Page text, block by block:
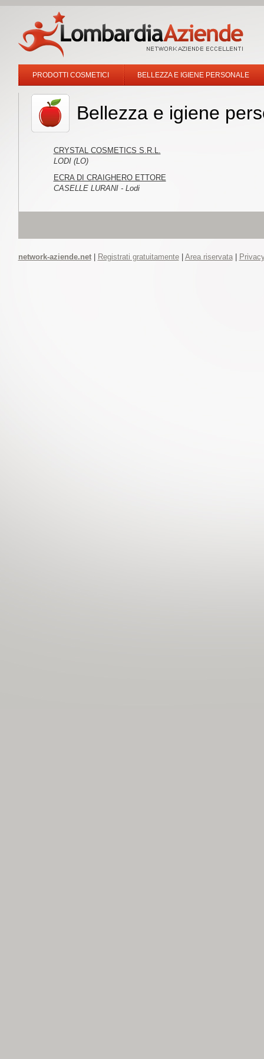
PRODOTTI COSMETICI BELLEZZA E IGIENE PERSONALE
Bellezza e igiene
CRYSTAL COSMETICS S.R.L.
LODI (LO)
ECRA DI CRAIGHERO ETTORE
CASELLE LURANI - Lodi
network-aziende.net| Registrati gratuitamente| Area riservata|